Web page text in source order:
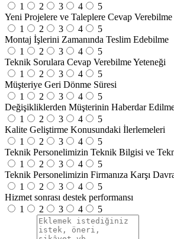
1
2 3 4
5
Yeni Projelere ve Taleplere Cevap Verebilme
1
2 3 4
5
Montaj İşlerini Zamanında Teslim Edebilme
1
2 3 4
5
Teknik Sorulara Cevap Verebilme Yeteneği
1
2 3 4
5
Müşteriye Geri Dönme Süresi
1
2 3 4
5
Değişikliklerden Müşterinin Haberdar
1
2 3 4
5
Kalite Geliştirme Konusundaki İlerlemeleri
1
2 3 4
5
Teknik Personelimizin Teknik Bilgisi ve
1
2 3 4
5
Teknik Personelimizin Firmanıza Karşı
1
2 3 4
5
Hizmet sonrası destek performansı
1
2 3 4 5